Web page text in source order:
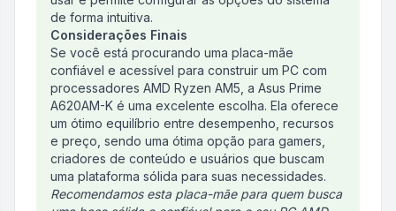
de forma intuitiva.
Considerações Finais
Se você está procurando uma placa-mãe
confiável e acessível para construir um PC com
processadores AMD Ryzen AM5, a Asus Prime
A620AM-K é uma excelente escolha. Ela oferece
um ótimo equilíbrio entre desempenho, recursos
e preço, sendo uma ótima opção para gamers,
criadores de conteúdo e usuários que buscam
uma plataforma sólida para suas necessidades.
Recomendamos esta placa-mãe para quem busca